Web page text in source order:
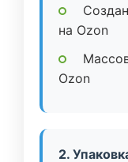
на Ozon
Ozon
2.